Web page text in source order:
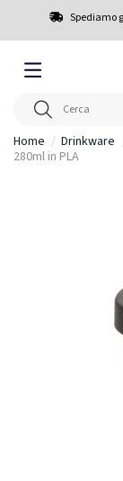
Spediamo
Home Drinkware
280ml in PLA